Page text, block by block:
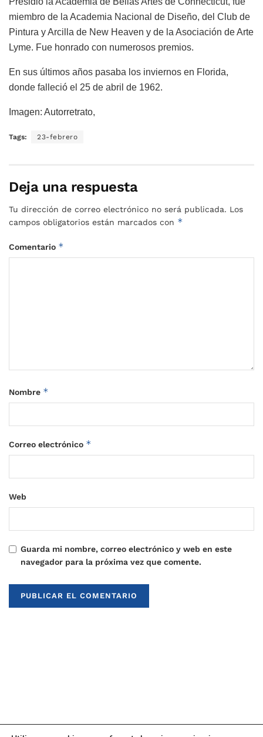
miembro de la Academia Nacional de Diseño, del Club de
Pintura y Arcilla de New Heaven y de la Asociación de Arte
Lyme. Fue honrado con numerosos premios.
En sus últimos años pasaba los inviernos en Florida,
donde falleció el 25 de abril de 1962.
Imagen: Autorretrato,
Tags: 23-febrero
Deja una respuesta
Tu dirección de correo electrónico no será publicada. Los
campos obligatorios están marcados con *
Comentario *
Nombre *
Correo electrónico *
Web
Guarda mi nombre, correo electrónico y web en este
navegador para la próxima vez que comente.